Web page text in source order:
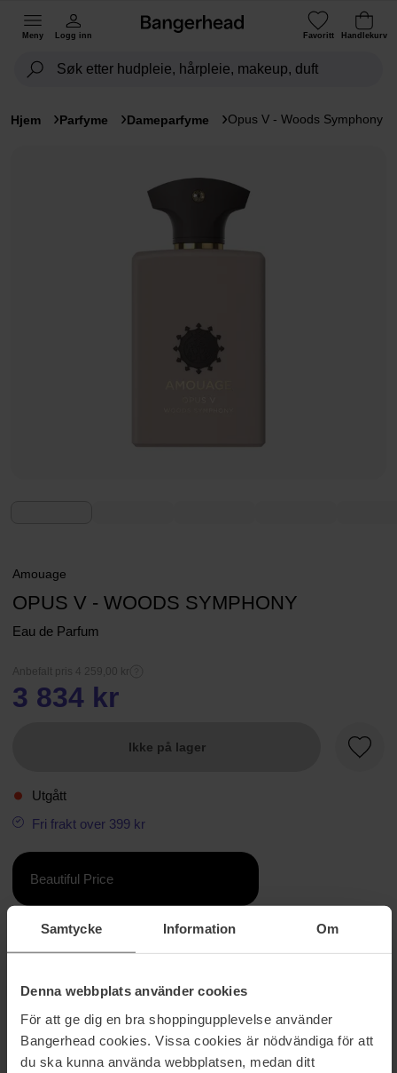
Samtycke Information Om
Denna webbplats använder cookies
För att ge dig en bra shoppingupplevelse använder
Bangerhead cookies. Vissa cookies är nödvändiga för att
du ska kunna använda webbplatsen, medan ditt
Meny Logg inn Favoritt Handlekurv
Hjem Parfyme Dameparfyme Opus V - Woods Symphony
Amouage
OPUS V - WOODS SYMPHONY
Eau de Parfum
Anbefalt pris 4 259,00 kr
3 834 kr
Ikke på lager
Utgått
Fri frakt over 399 kr
Beautiful Price
Informasjon
villedende og transformativ kunnskap kan være. Blomster- og
voksaktige dufter av Orris Absolute, smøraktige og metalliske noter
av Orris Concrete presset av tørt tre og berusende dufter av Rhom
maler en binær verden av svarte og hvite tall, glasskår og data
som surrer bak metallpulter, mens den rå dyrekarakteren til Oud